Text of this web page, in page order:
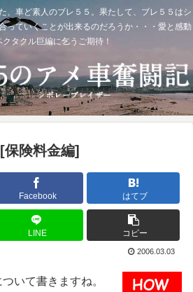
、車ど素人のブレ５５。果たして、ブレ５５はシ
っていくことが出来るのだろうか・・・愛と感動
タクル巨編に乞うご期待！
険料金編]
Facebook はてブ
LINE コピー
2006.03.03
いて書きますね。